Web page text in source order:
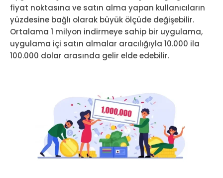
fiyat noktasına ve satın alma yapan kullanıcıların
yüzdesine bağlı olarak büyük ölçüde değişebilir.
Ortalama 1 milyon indirmeye sahip bir uygulama,
uygulama içi satın almalar aracılığıyla 10.000 ila
100.000 dolar arasında gelir elde edebilir.